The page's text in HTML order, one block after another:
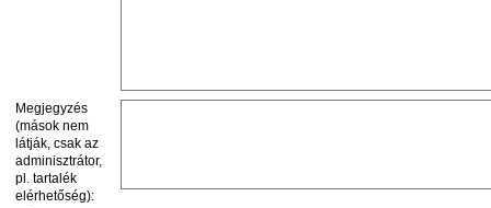
Megjegyzés
(mások nem
látják, csak az
adminisztrátor,
pl. tartalék
elérhetőség):